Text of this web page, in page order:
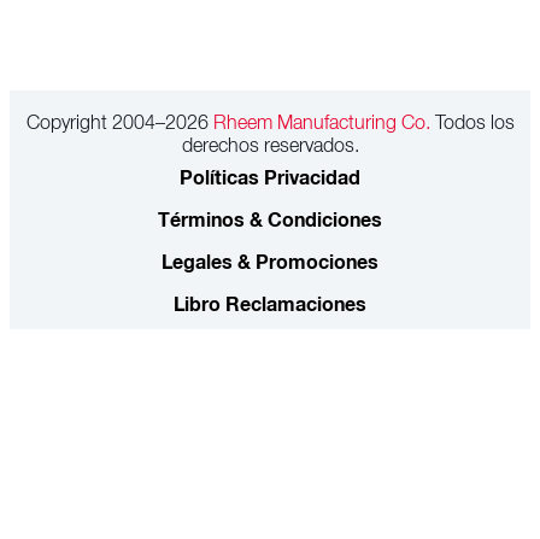
Copyright 2004–2026Rheem Manufacturing Co. Todos los
derechos reservados.
Políticas Privacidad
Términos & Condiciones
Legales & Promociones
Libro Reclamaciones